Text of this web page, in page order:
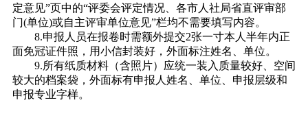
定意见”页中的“评委会评定情况、各市人社局省直评审部
门(单位)或自主评审单位意见”栏均不需要填写内容。
8.申报人员在报卷时需额外提交2张一寸本人半年内正
面免冠证件照，用小信封装好，外面标注姓名、单位。
9.所有纸质材料（含照片）应统一装入质量较好、空间
较大的档案袋，外面标有申报人姓名、单位、申报层级和
申报专业字样。